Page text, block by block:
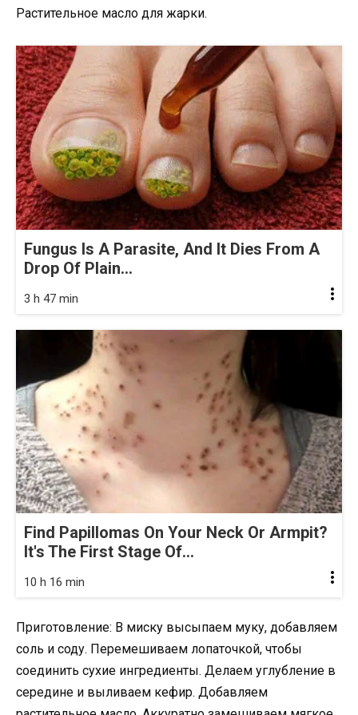
Растительное масло для жарки.
Fungus Is A Parasite, And It Dies From A
Drop Of Plain...
3 h 47 min
Find Papillomas On Your Neck Or Armpit?
It's The First Stage Of...
10 h 16 min
Приготовление: В миску высыпаем муку, добавляем
соль и соду. Перемешиваем лопаточкой, чтобы
соединить сухие ингредиенты. Делаем углубление в
середине и выливаем кефир. Добавляем